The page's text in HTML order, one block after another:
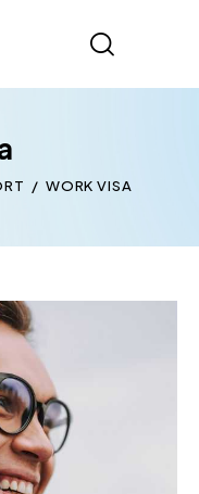
WORK VISA